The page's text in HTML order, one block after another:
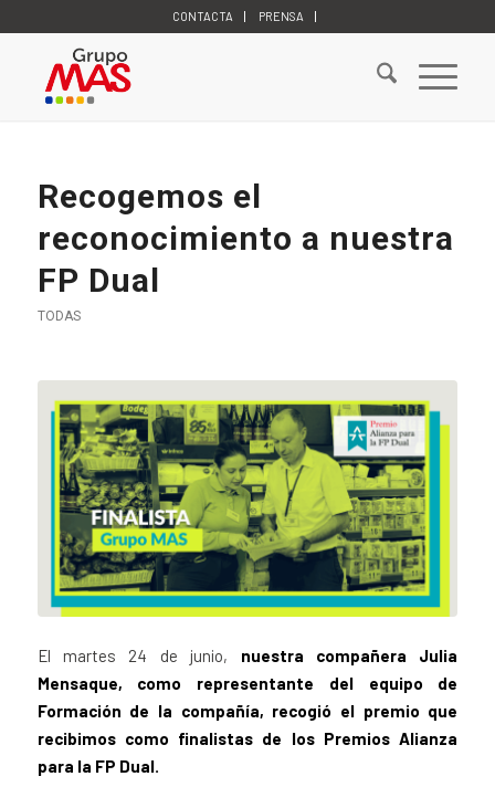
CONTACTA PRENSA
Recogemos el
reconocimiento a nuestra
FP Dual
TODAS
El martes 24 de junio, nuestra compañera Julia
Mensaque, como representante del equipo de
Formación de la compañía, recogió el premio que
recibimos como finalistas de los Premios Alianza
para la FP Dual.